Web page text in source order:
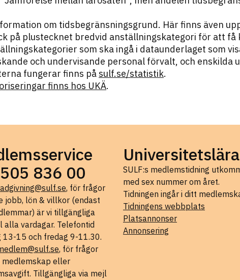
om tidsbegränsningsgrund. Här finns även
på plustecknet bredvid anställningskategori för att få
som ska ingå i dataunderlaget som
och undervisande personal förvalt, och enskilda
fungerar finns påsulf.se/statistik.
finns hos UKÄ.
836 00
, för frågor
jobb, lön & villkor (endast
är vi tillgängliga
alla vardagar. Telefontid
13-15 och fredag 9-11.30.
, för frågor
medlemskap eller
Tillgängliga via mejl
SULF:s medlemstidning
med sex nummer om året.
Tidningen ingår i ditt
Tidningens webbplats
Platsannonser
Annonsering